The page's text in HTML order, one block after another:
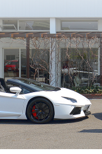
Factory
自社工場
Official Blog
公式ブログ